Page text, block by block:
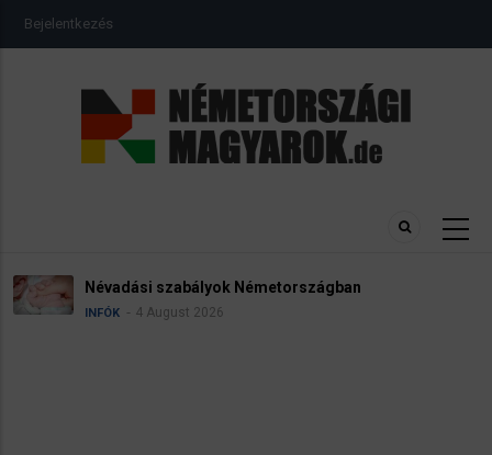
USER
ACCOUNT
Bejelentkezés
Névadási szabályok Németországban
INFÓK 4 August 2026